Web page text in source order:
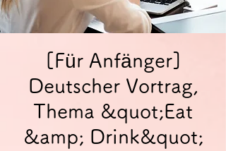
[Für Anfänger]
Deutscher Vortrag,
Thema &quot;Eat
&amp; Drink&quot;